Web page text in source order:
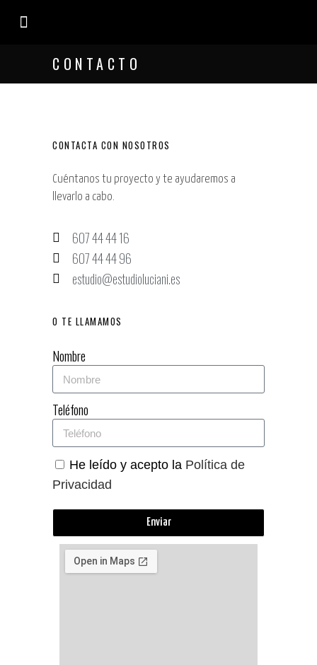
CONTACTO
CONTACTA CON NOSOTROS
Cuéntanos tu proyecto y te ayudaremos a
llevarlo a cabo.
607 44 44 16
607 44 44 96
estudio@estudioluciani.es
O TE LLAMAMOS
Nombre
Teléfono
He leído y acepto la Política de
Privacidad
Enviar